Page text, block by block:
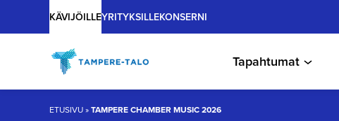
Main
KÄVIJÖILLE
Tapahtumat
YRITYKSILLEKONSERNI
ETUSIVU»TAMPERE CHAMBER MUSIC 2026